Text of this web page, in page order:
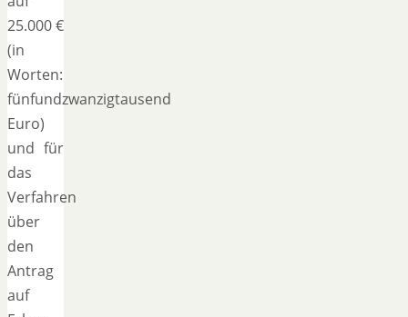
25.000 €
(in
Worten:
fünfundzwanzigtausend
Euro)
und für
das
Verfahren
über
den
Antrag
auf